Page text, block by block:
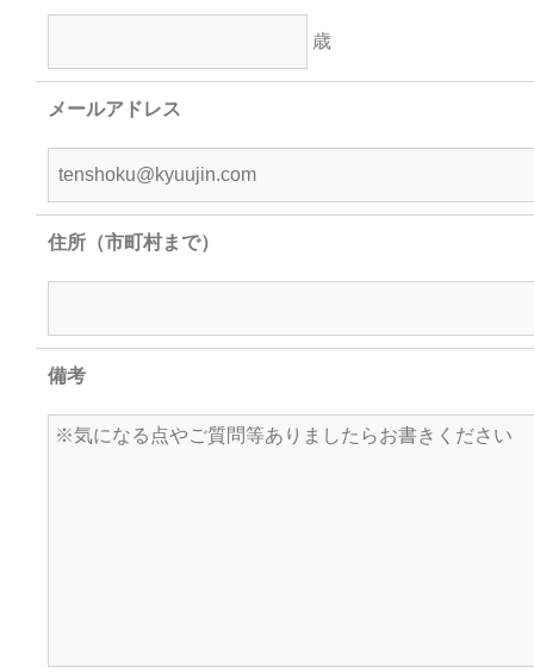
歳
メールアドレス
住所（市町村まで）
備考